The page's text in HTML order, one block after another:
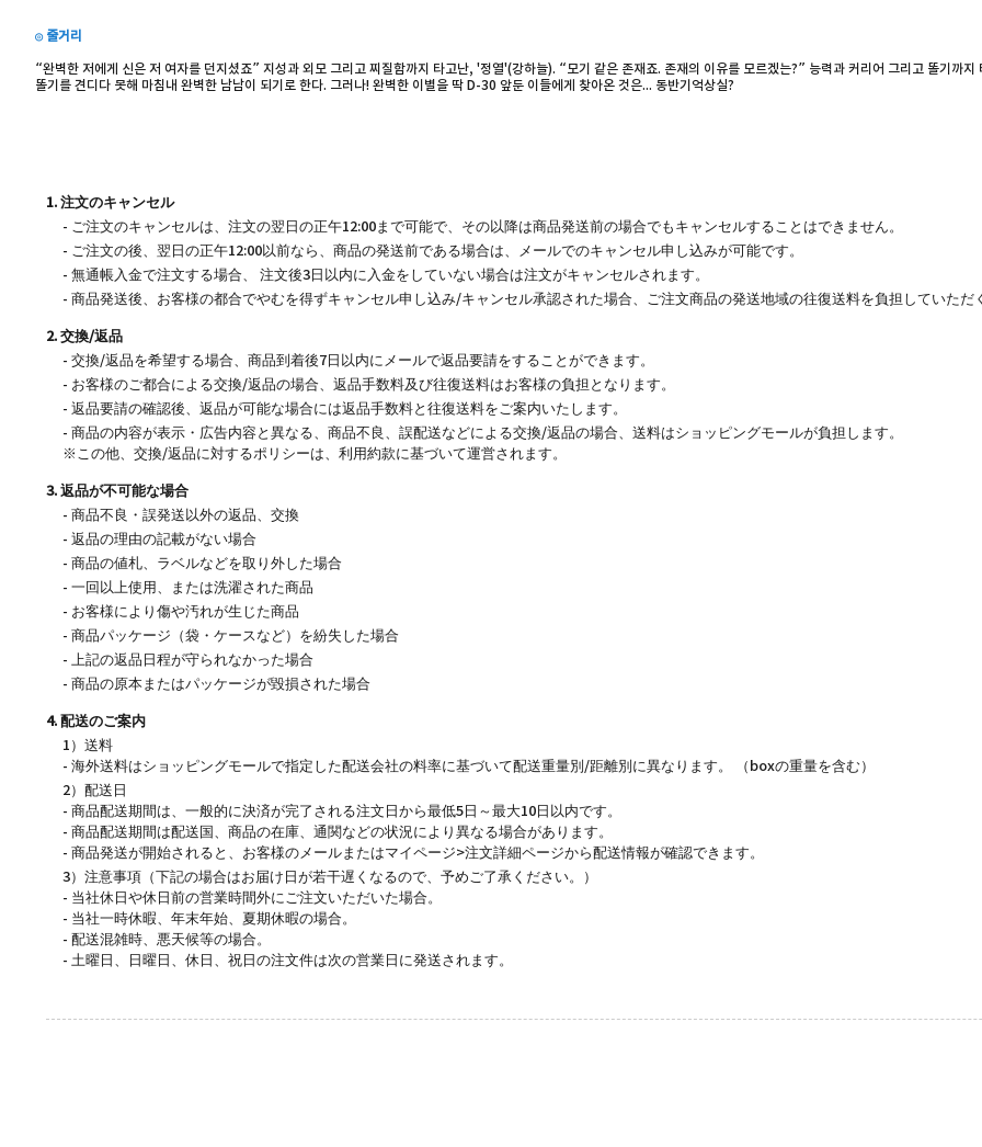
◎ 줄거리
“완벽한 저에게 신은 저 여자를 던지셨죠” 지성과 외모 그리고 찌질함까지 타고난, '정열'(강하늘). “모기 같은 존재죠. 존재의 이유를 모르겠는?” 능력과 커리어 그리고 똘기까
똘기를 견디다 못해 마침내 완벽한 남남이 되기로 한다. 그러나! 완벽한 이별을 딱 D-30 앞둔 이들에게 찾아온 것은... 동반기억상실?
1. 注文のキャンセル
- ご注文のキャンセルは、注文の翌日の正午12:00まで可能で、その以降は商品発送前の場合でもキャンセルすることはできません。
- ご注文の後、翌日の正午12:00以前なら、商品の発送前である場合は、メールでのキャンセル申し込みが可能です。
- 無通帳入金で注文する場合、 注文後3日以内に入金をしていない場合は注文がキャンセルされます。
- 商品発送後、お客様の都合でやむを得ずキャンセル申し込み/キャンセル承認された場合、ご注文商品の発送地域の往復送料を負担していただ
2. 交換/返品
- 交換/返品を希望する場合、商品到着後7日以内にメールで返品要請をすることができます。
- お客様のご都合による交換/返品の場合、返品手数料及び往復送料はお客様の負担となります。
- 返品要請の確認後、返品が可能な場合には返品手数料と往復送料をご案内いたします。
- 商品の内容が表示・広告内容と異なる、商品不良、誤配送などによる交換/返品の場合、送料はショッピングモールが負担します。
※この他、交換/返品に対するポリシーは、利用約款に基づいて運営されます。
3. 返品が不可能な場合
- 商品不良・誤発送以外の返品、交換
- 返品の理由の記載がない場合
- 商品の値札、ラベルなどを取り外した場合
- 一回以上使用、または洗濯された商品
- お客様により傷や汚れが生じた商品
- 商品パッケージ（袋・ケースなど）を紛失した場合
- 上記の返品日程が守られなかった場合
- 商品の原本またはパッケージが毀損された場合
4. 配送のご案内
1）送料
- 海外送料はショッピングモールで指定した配送会社の料率に基づいて配送重量別/距離別に異なります。 （boxの重量を含む）
2）配送日
- 商品配送期間は、一般的に決済が完了される注文日から最低5日～最大10日以内です。
- 商品配送期間は配送国、商品の在庫、通関などの状況により異なる場合があります。
- 商品発送が開始されると、お客様のメールまたはマイページ>注文詳細ページから配送情報が確認できます。
3）注意事項（下記の場合はお届け日が若干遅くなるので、予めご了承ください。）
- 当社休日や休日前の営業時間外にご注文いただいた場合。
- 当社一時休暇、年末年始、夏期休暇の場合。
- 配送混雑時、悪天候等の場合。
- 土曜日、日曜日、休日、祝日の注文件は次の営業日に発送されます。